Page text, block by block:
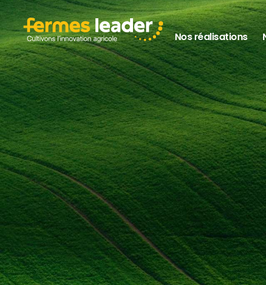
Nos réalisations